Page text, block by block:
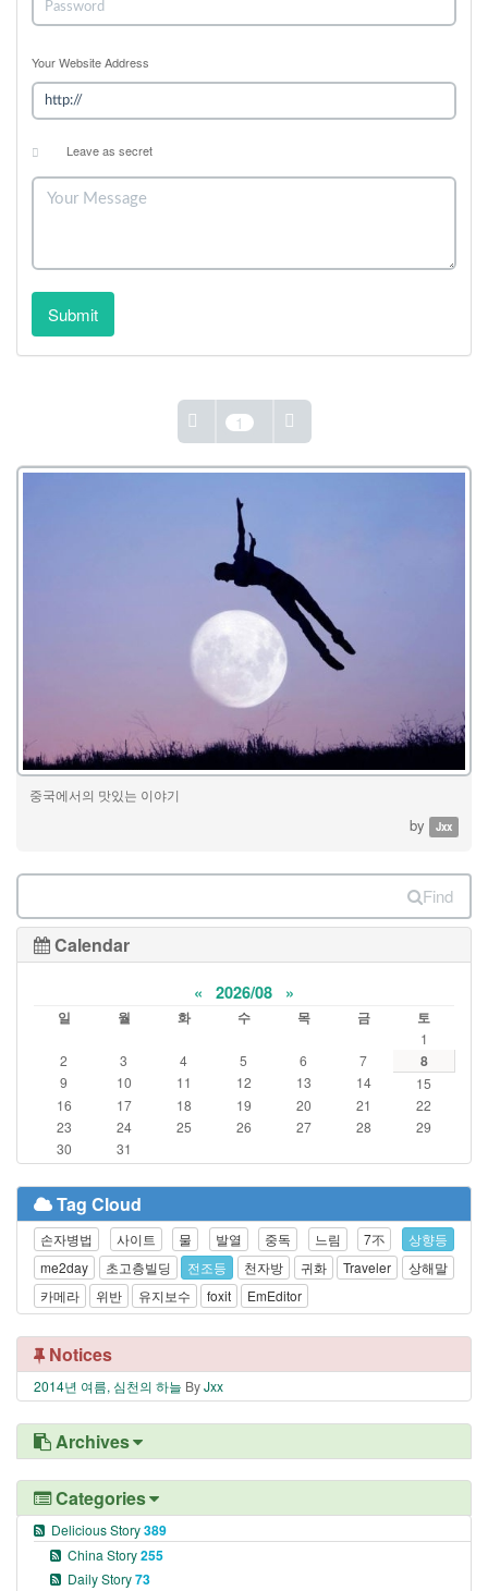
Your Website Address
Leave as secret
Submit
1
중국에서의 맛있는 이야기
by Jxx
Find
Calendar
« 2026/08 »
일 월 화 수 목 금 토
1
2
3 4 5 6 7 8
9 10 11 12 13 14
15
16
17 18 19 20 21
22
23
24 25 26 27 28
29
30
31
Tag Cloud
손자병법 사이트 물 발열 중독 느림 7不
상향등
me2day
초고층빌딩 전조등 천자방 귀화 Traveler
상해말
카메라
위반 유지보수 foxit EmEditor
Notices
2014년 여름, 심천의 하늘 ByJxx
Archives
Categories
Delicious Story389
China Story255
Daily Story73